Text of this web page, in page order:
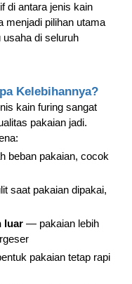
di antara jenis kain
menjadi pilihan utama
usaha di seluruh
Kelebihannya?
kain furing sangat
pakaian jadi.
beban pakaian, cocok
saat pakaian dipakai,
luar — pakaian lebih
pakaian tetap rapi